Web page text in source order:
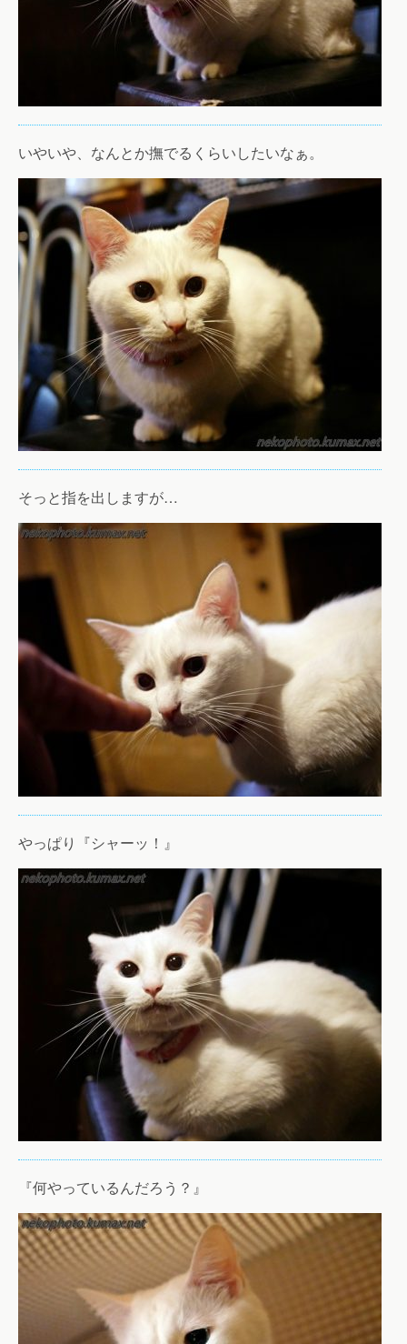
いやいや、なんとか撫でるくらいしたいなぁ。
そっと指を出しますが…
やっぱり『シャーッ！』
『何やっているんだろう？』